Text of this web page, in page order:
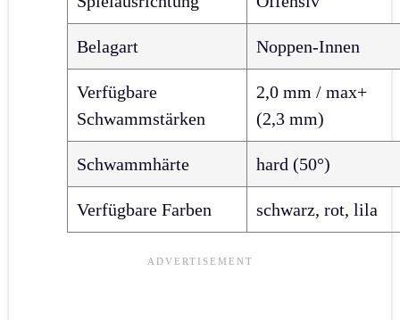
Belagart Noppen-Innen
Verfügbare
Schwammstärken
2,0 mm / max+
(2,3 mm)
Schwammhärte hard (50°)
Verfügbare Farben schwarz, rot, lila